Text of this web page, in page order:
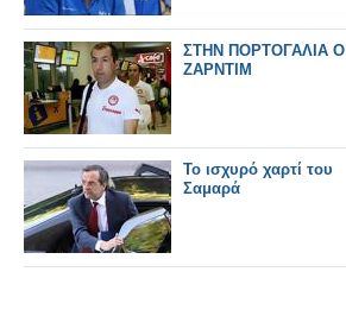
ΣΤΗΝ ΠΟΡΤΟΓΑΛΙΑ Ο
ΖΑΡΝΤΙΜ
Το ισχυρό χαρτί του
Σαμαρά